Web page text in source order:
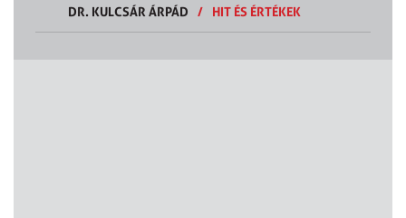
DR. KULCSÁR ÁRPÁD
/ HIT ÉS ÉRTÉKEK